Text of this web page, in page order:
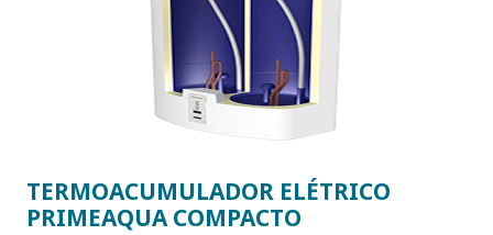
TERMOACUMULADOR ELÉTRICO
PRIMEAQUA COMPACTO